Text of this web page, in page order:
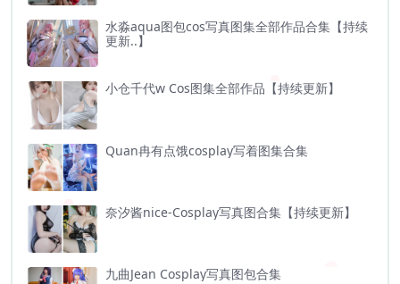
水淼aqua图包cos写真图集全部作品合集【持续
更新..】
小仓千代w Cos图集全部作品【持续更新】
Quan冉有点饿cosplay写着图集合集
奈汐酱nice-Cosplay写真图合集【持续更新】
九曲Jean Cosplay写真图包合集